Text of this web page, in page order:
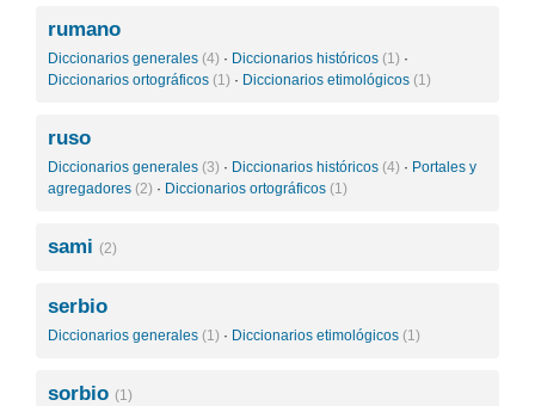
rumano
Diccionarios generales (4) · Diccionarios históricos (1) ·
Diccionarios ortográficos (1) · Diccionarios etimológicos (1)
ruso
Diccionarios generales (3) · Diccionarios históricos (4) · Portales y
agregadores (2) · Diccionarios ortográficos (1)
sami (2)
serbio
Diccionarios generales (1) · Diccionarios etimológicos (1)
sorbio (1)